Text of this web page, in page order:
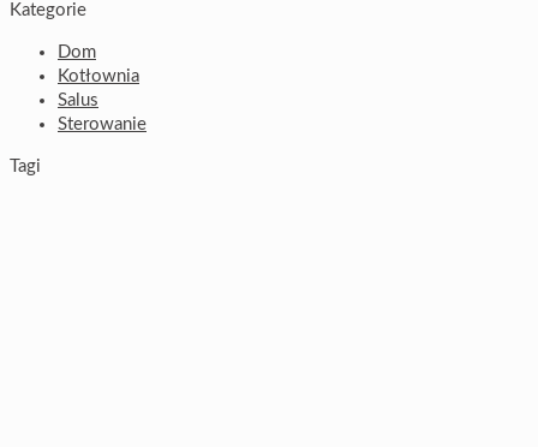
Kategorie
Dom
Kotłownia
Salus
Sterowanie
Tagi